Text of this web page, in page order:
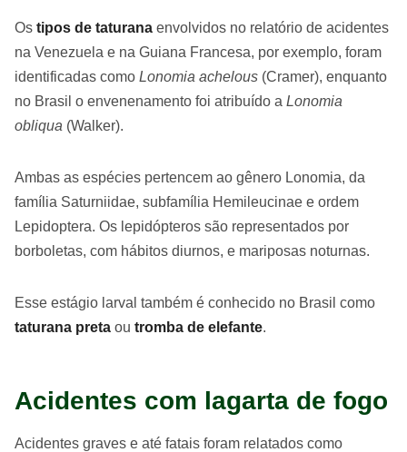
Os tipos de taturana envolvidos no relatório de acidentes
na Venezuela e na Guiana Francesa, por exemplo, foram
identificadas como Lonomia achelous (Cramer), enquanto
no Brasil o envenenamento foi atribuído a Lonomia
obliqua (Walker).
Ambas as espécies pertencem ao gênero Lonomia, da
família Saturniidae, subfamília Hemileucinae e ordem
Lepidoptera. Os lepidópteros são representados por
borboletas, com hábitos diurnos, e mariposas noturnas.
Esse estágio larval também é conhecido no Brasil como
taturana preta ou tromba de elefante.
Acidentes com lagarta de fogo
Acidentes graves e até fatais foram relatados como